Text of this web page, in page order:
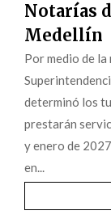
Notarías
Medellín
Por medio de
determinó los
prestarán
y enero de
en...